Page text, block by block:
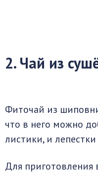
2. Чай из
Фиточай из
что в него можно
листики, и лепестки
Для приготовления